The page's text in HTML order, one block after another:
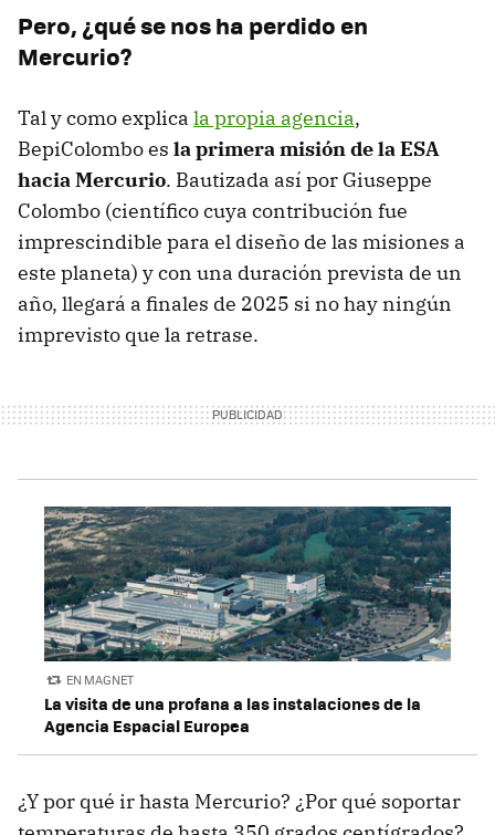
Pero, ¿qué se nos ha perdido en
Mercurio?
Tal y como explica la propia agencia,
BepiColombo es la primera misión de la ESA
hacia Mercurio. Bautizada así por Giuseppe
Colombo (científico cuya contribución fue
imprescindible para el diseño de las misiones a
este planeta) y con una duración prevista de un
año, llegará a finales de 2025 si no hay ningún
imprevisto que la retrase.
EN MAGNET
La visita de una profana a las instalaciones de la
Agencia Espacial Europea
¿Y por qué ir hasta Mercurio? ¿Por qué soportar